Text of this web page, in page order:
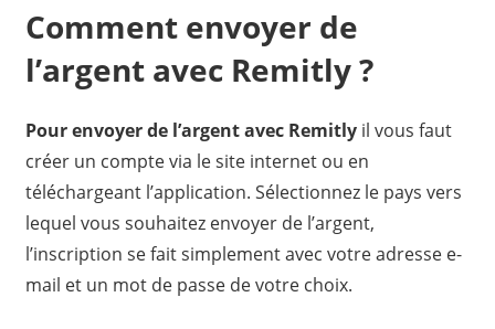
Comment envoyer de
l’argent avec Remitly ?
Pour envoyer de l’argent avec Remitlyil vous faut
créer un compte via le site internet ou en
téléchargeant l’application. Sélectionnez le pays vers
lequel vous souhaitez envoyer de l’argent,
l’inscription se fait simplement avec votre adresse e-
mail et un mot de passe de votre choix.